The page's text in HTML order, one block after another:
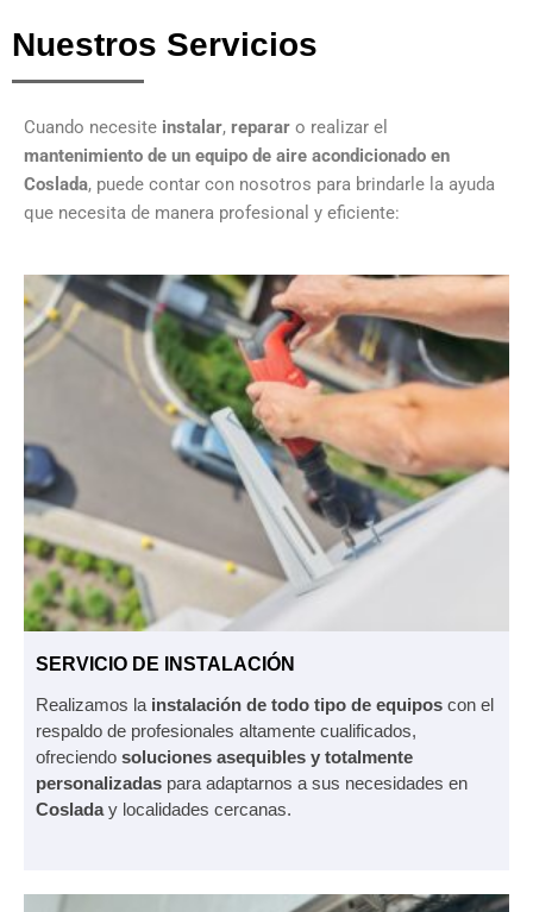
Nuestros Servicios
Cuando necesite instalar, reparar o realizar el
mantenimiento de un equipo de aire acondicionado en
Coslada, puede contar con nosotros para brindarle la ayuda
que necesita de manera profesional y eficiente:
SERVICIO DE INSTALACIÓN
Realizamos la instalación de todo tipo de equipos con el
respaldo de profesionales altamente cualificados,
ofreciendo soluciones asequibles y totalmente
personalizadas para adaptarnos a sus necesidades en
Cosladay localidades cercanas.